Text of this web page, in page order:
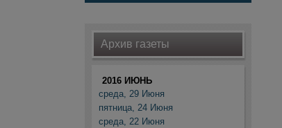
Архив газеты
2016 ИЮНЬ
среда, 29 Июня
пятница, 24 Июня
среда, 22 Июня